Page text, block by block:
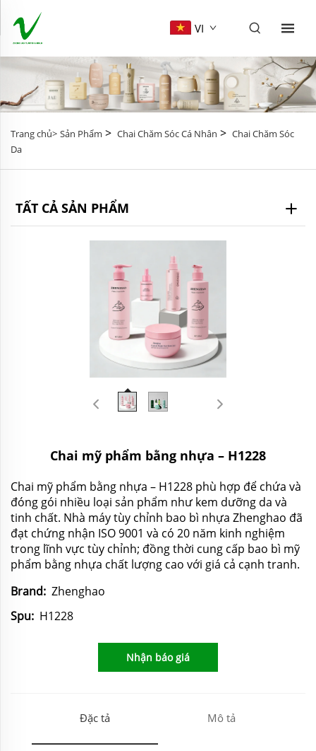
VI
Trang chủ> Sản Phẩm > Chai Chăm Sóc Cá Nhân > Chai Chăm Sóc
Da
TẤT CẢ SẢN PHẨM
Chai mỹ phẩm bằng nhựa – H1228
Chai mỹ phẩm bằng nhựa – H1228 phù hợp để chứa và
đóng gói nhiều loại sản phẩm như kem dưỡng da và
tinh chất. Nhà máy tùy chỉnh bao bì nhựa Zhenghao đã
đạt chứng nhận ISO 9001 và có 20 năm kinh nghiệm
trong lĩnh vực tùy chỉnh; đồng thời cung cấp bao bì mỹ
phẩm bằng nhựa chất lượng cao với giá cả cạnh tranh.
Brand: Zhenghao
Spu: H1228
Nhận báo giá
Đặc tả Mô tả